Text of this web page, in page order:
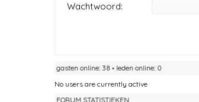
Wachtwoord:
gasten online: 38 ▪︎ leden online: 0
No users are currently active
FORUM STATISTIEKEN